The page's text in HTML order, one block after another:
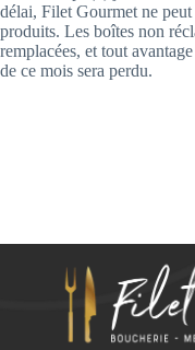
délai, Filet Gourmet ne
produits. Les boîtes non
remplacées, et tout
de ce mois sera perdu.